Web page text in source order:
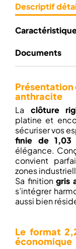
Descriptif
Documents
Présentation
anthracite
La clôture
platine et
sécuriser vos
finie de 1,03
élégance.
convient
zones
Sa finition gris
s’intégrer
aussi bien
Le format
économique